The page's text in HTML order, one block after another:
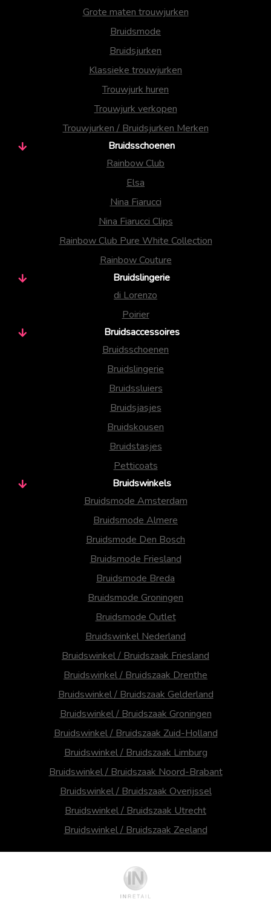
Grote maten trouwjurken
Bruidsmode
Bruidsjurken
Klassieke trouwjurken
Trouwjurk huren
Trouwjurk verkopen
Trouwjurken / Bruidsjurken Merken
Bruidsschoenen
Rainbow Club
Elsa
Nina Fiarucci
Nina Fiarucci Clips
Rainbow Club Pure White Collection
Rainbow Couture
Bruidslingerie
di Lorenzo
Poirier
Bruidsaccessoires
Bruidsschoenen
Bruidslingerie
Bruidssluiers
Bruidsjasjes
Bruidskousen
Bruidstasjes
Petticoats
Bruidswinkels
Bruidsmode Amsterdam
Bruidsmode Almere
Bruidsmode Den Bosch
Bruidsmode Friesland
Bruidsmode Breda
Bruidsmode Groningen
Bruidsmode Outlet
Bruidswinkel Nederland
Bruidswinkel / Bruidszaak Friesland
Bruidswinkel / Bruidszaak Drenthe
Bruidswinkel / Bruidszaak Gelderland
Bruidswinkel / Bruidszaak Groningen
Bruidswinkel / Bruidszaak Zuid-Holland
Bruidswinkel / Bruidszaak Limburg
Bruidswinkel / Bruidszaak Noord-Brabant
Bruidswinkel / Bruidszaak Overijssel
Bruidswinkel / Bruidszaak Utrecht
Bruidswinkel / Bruidszaak Zeeland